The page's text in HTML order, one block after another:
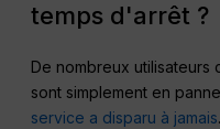
temps d'arrêt ?
De nombreux utilisateurs
sont simplement en
service a disparu à jamais